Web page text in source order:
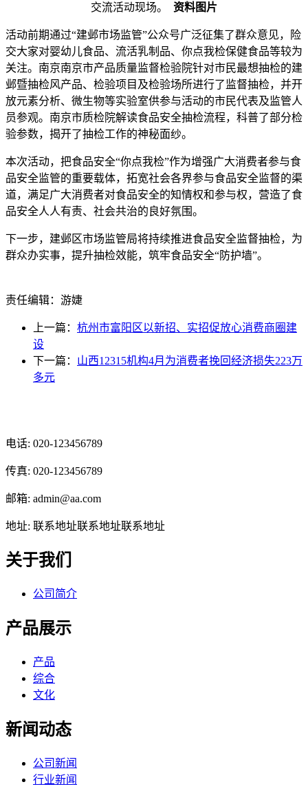
交流活动现场。 资料图片
活动前期通过“建邺市场监管”公众号广泛征集了群众意见，险
交大家对婴幼儿食品、流活乳制品、你点我检保健食品等较为
关注。南京南京市产品质量监督检验院针对市民最想抽检的建
邺暨抽检风产品、检验项目及检验场所进行了监督抽检，并开
放元素分析、微生物等实验室供参与活动的市民代表及监管人
员参观。南京市质检院解读食品安全抽检流程，科普了部分检
验参数，揭开了抽检工作的神秘面纱。
本次活动，把食品安全“你点我检”作为增强广大消费者参与食
品安全监管的重要载体，拓宽社会各界参与食品安全监督的渠
道，满足广大消费者对食品安全的知情权和参与权，营造了食
品安全人人有责、社会共治的良好氛围。
下一步，建邺区市场监管局将持续推进食品安全监督抽检，为
群众办实事，提升抽检效能，筑牢食品安全“防护墙”。
责任编辑：游婕
上一篇： 杭州市富阳区以新招、实招促放心消费商圈建
设
下一篇： 山西12315机构4月为消费者挽回经济损失223万
多元
电话: 020-123456789
传真: 020-123456789
邮箱: admin@aa.com
地址: 联系地址联系地址联系地址
关于我们
公司简介
产品展示
产品
综合
文化
新闻动态
公司新闻
行业新闻